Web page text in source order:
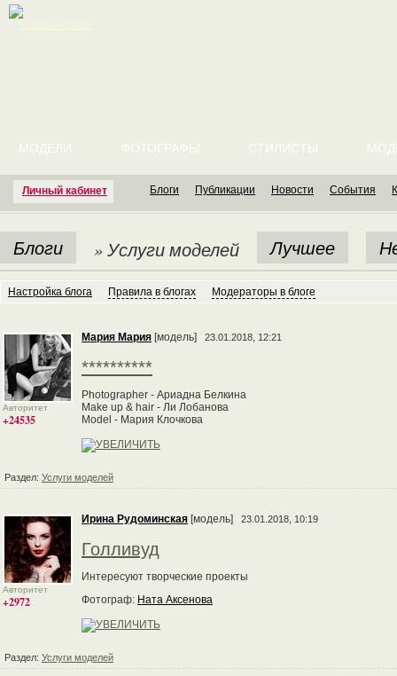
Личный кабинет
МОДЕЛИ ФОТОГРАФЫ СТИЛИСТЫ
Блоги Публикации Новости События
Блоги » Услуги моделей Лучшее
Настройка блога Правила в блогах Модераторы в блоге
Авторитет
+24535
Мария Мария [модель] 23.01.2018, 12:21
**********
Photographer - Ариадна Белкина
Make up & hair - Ли Лобанова
Model - Мария Клочкова
Раздел: Услуги моделей
Авторитет
+2972
Ирина Рудоминская [модель] 23.01.2018, 10:19
Голливуд
Интересуют творческие проекты
Фотограф: Ната Аксенова
Раздел: Услуги моделей